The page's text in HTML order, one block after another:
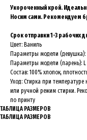
Укороченный крой.
Носим сами. Рекомендуем
Срок отправки 1-3 рабочих
Цвет: Ваниль
Параметры модели
Параметры модели (парень):
Состав: 100% хлопок,
Уход: Стирка при
или ручной режим стирки.
по принту
ТАБЛИЦА РАЗМЕРОВ
ТАБЛИЦА РАЗМЕРОВ